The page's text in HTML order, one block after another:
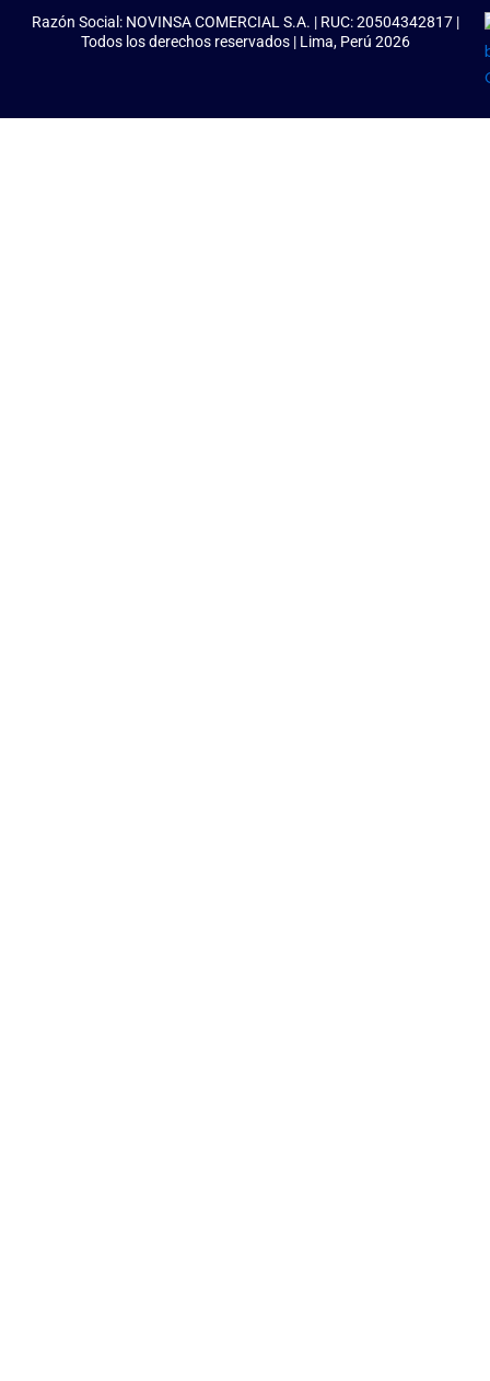
Razón Social: NOVINSA COMERCIAL S.A. | RUC: 20504342817 |
Todos los derechos reservados | Lima, Perú 2026